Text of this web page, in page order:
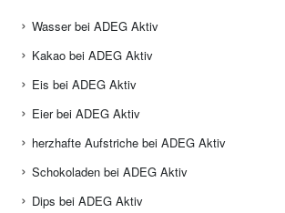
Wasser bei ADEG Aktiv
Kakao bei ADEG Aktiv
Eis bei ADEG Aktiv
Eier bei ADEG Aktiv
herzhafte Aufstriche bei ADEG Aktiv
Schokoladen bei ADEG Aktiv
Dips bei ADEG Aktiv